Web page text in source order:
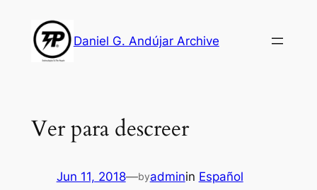
content
Daniel G. Andújar Archive
Ver para descreer
Jun 11, 2018—byadminin Español